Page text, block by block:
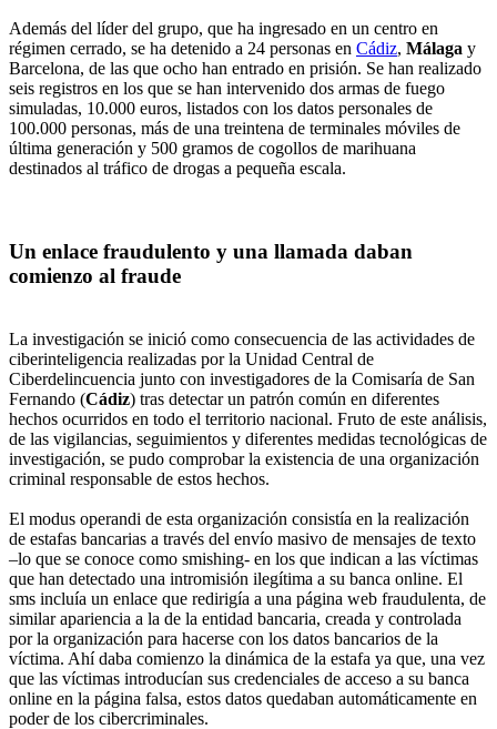
Además del líder del grupo, que ha ingresado en un centro en
régimen cerrado, se ha detenido a 24 personas en Cádiz, Málaga y
Barcelona, de las que ocho han entrado en prisión. Se han realizado
seis registros en los que se han intervenido dos armas de fuego
simuladas, 10.000 euros, listados con los datos personales de
100.000 personas, más de una treintena de terminales móviles de
última generación y 500 gramos de cogollos de marihuana
destinados al tráfico de drogas a pequeña escala.
Un enlace fraudulento y una llamada daban
comienzo al fraude
La investigación se inició como consecuencia de las actividades de
ciberinteligencia realizadas por la Unidad Central de
Ciberdelincuencia junto con investigadores de la Comisaría de San
Fernando (Cádiz) tras detectar un patrón común en diferentes
hechos ocurridos en todo el territorio nacional. Fruto de este análisis,
de las vigilancias, seguimientos y diferentes medidas tecnológicas de
investigación, se pudo comprobar la existencia de una organización
criminal responsable de estos hechos.
El modus operandi de esta organización consistía en la realización
de estafas bancarias a través del envío masivo de mensajes de texto
–lo que se conoce como smishing- en los que indican a las víctimas
que han detectado una intromisión ilegítima a su banca online. El
sms incluía un enlace que redirigía a una página web fraudulenta, de
similar apariencia a la de la entidad bancaria, creada y controlada
por la organización para hacerse con los datos bancarios de la
víctima. Ahí daba comienzo la dinámica de la estafa ya que, una vez
que las víctimas introducían sus credenciales de acceso a su banca
online en la página falsa, estos datos quedaban automáticamente en
poder de los cibercriminales.